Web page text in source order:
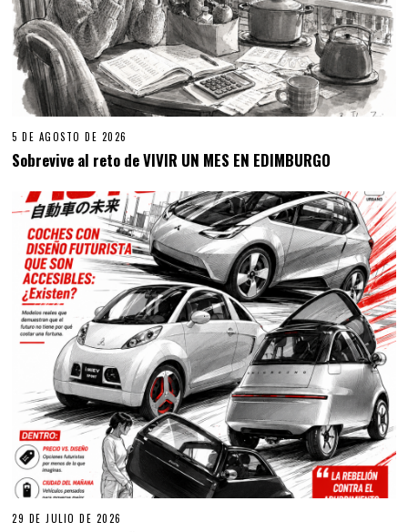
5 DE AGOSTO DE 2026
Sobrevive al reto de VIVIR UN MES EN EDIMBURGO
29 DE JULIO DE 2026